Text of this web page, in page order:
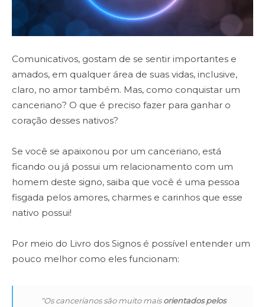
Comunicativos, gostam de se sentir importantes e
amados, em qualquer área de suas vidas, inclusive,
claro, no amor também. Mas, como conquistar um
canceriano? O que é preciso fazer para ganhar o
coração desses nativos?
Se você se apaixonou por um canceriano, está
ficando ou já possui um relacionamento com um
homem deste signo, saiba que você é uma pessoa
fisgada pelos amores, charmes e carinhos que esse
nativo possui!
Por meio do Livro dos Signos é possível entender um
pouco melhor como eles funcionam:
“Os cancerianos são muito maisorientados pelos